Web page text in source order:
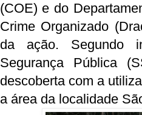
(COE) e do
Crime Organizado
da ação. Segundo
Segurança Pública
descoberta com a
a área da localidade